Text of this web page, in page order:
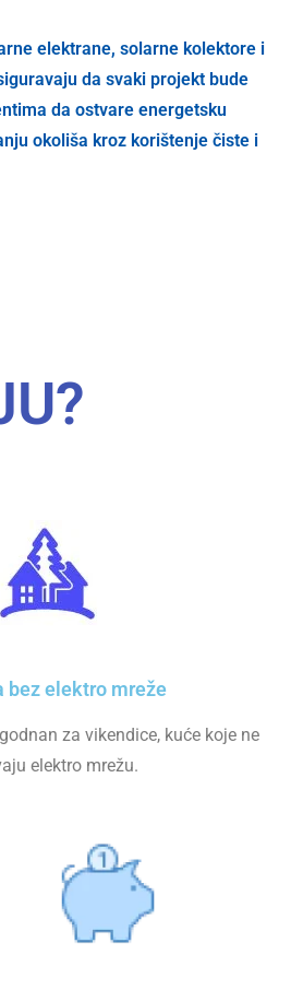
elektrane, solarne kolektore i
da svaki projekt bude
da ostvare energetsku
okoliša kroz korištenje čiste i
bez elektro mreže
za vikendice, kuće koje ne
elektro mrežu.